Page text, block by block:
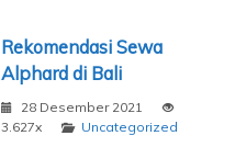
Rekomendasi Sewa
Alphard di Bali
28 Desember 2021
3.627x
Uncategorized